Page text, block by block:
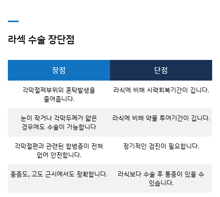
라섹 수술 장단점
장점 단점
각막절제부위의 혼탁발생을
줄여줍니다.
라식에 비해 시력회복기간이 깁니다.
눈이 작거나 각막두께가 얇은
경우에도 수술이 가능합니다
라식에 비해 약물 투여기간이 깁니다.
각막절편과 관련된 합병증이 전혀
없어 안전합니다.
정기적인 검진이 필요합니다.
중증도, 고도 근시에서도 정확합니다.
라식보다 수술 후 통증이 있을 수
있습니다.